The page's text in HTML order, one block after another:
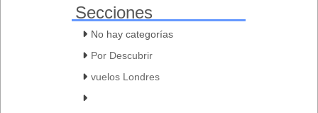
Secciones
No hay categorías
Por Descubrir
vuelos Londres